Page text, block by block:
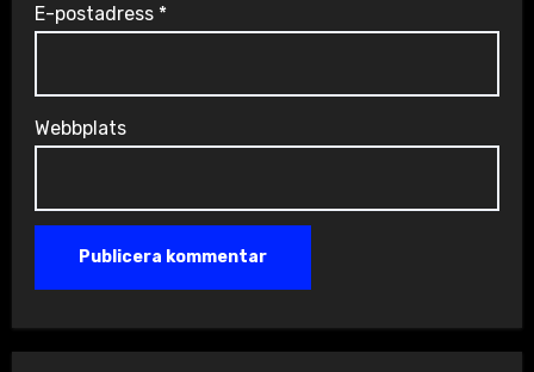
E-postadress *
Webbplats